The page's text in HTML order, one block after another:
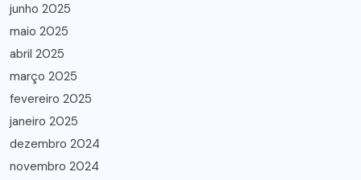
junho 2025
maio 2025
abril 2025
março 2025
fevereiro 2025
janeiro 2025
dezembro 2024
novembro 2024